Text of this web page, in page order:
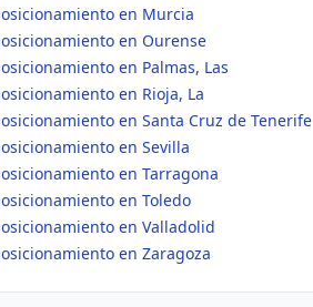
en Murcia
en Ourense
en Palmas, Las
en Rioja, La
en Santa Cruz de Tenerife
en Sevilla
en Tarragona
en Toledo
en Valladolid
en Zaragoza